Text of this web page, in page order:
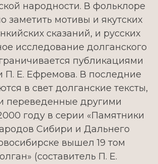
народности. В фольклоре
заметить мотивы и якутских
сказаний, и русских
исследование долганского
публикациями
П. Е. Ефремова. В последние
в свет долганские тексты,
переведенные другими
году в серии «Памятники
Сибири и Дальнего
вышел 19 том
(составитель П. Е.